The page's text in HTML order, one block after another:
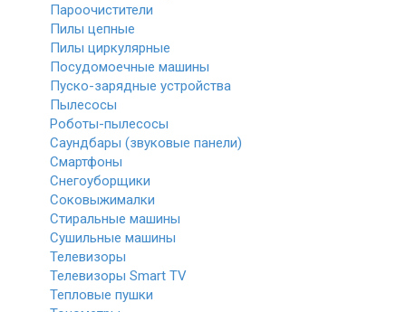
Пароочистители
Пилы цепные
Пилы циркулярные
Посудомоечные машины
Пуско-зарядные устройства
Пылесосы
Роботы-пылесосы
Саундбары (звуковые панели)
Смартфоны
Снегоуборщики
Соковыжималки
Стиральные машины
Сушильные машины
Телевизоры
Телевизоры Smart TV
Тепловые пушки